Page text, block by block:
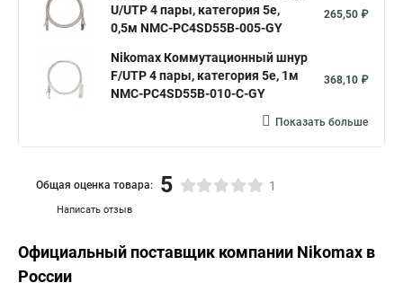
U/UTP 4 пары, категория 5е,
0,5м NMC-PC4SD55B-005-GY
265,50 ₽
Nikomax Коммутационный шнур
F/UTP 4 пары, категория 5е, 1м
NMC-PC4SD55B-010-C-GY
368,10 ₽
Показать больше
Написать отзыв
Общая оценка товара: 5 1
Официальный поставщик компании Nikomax в
России